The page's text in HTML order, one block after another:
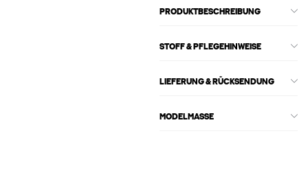
PRODUKTBESCHREIBUNG
STOFF & PFLEGEHINWEISE
LIEFERUNG & RÜCKSENDUNG
MODELMASSE